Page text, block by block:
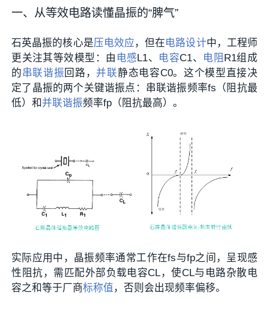
一、从等效电路读懂晶振的“脾气”
石英晶振的核心是压电效应 ，但在电路设计中，工程师
更关注其等效模型：由 电感 L1、 电容C1、 电阻 R1组成
的串联谐振 回路，并联静态电容C0。这个模型直接决
定了晶振的两个关键谐振点：串联谐振频率fs（阻抗最
低）和并联谐振频率fp（阻抗最高）。
实际应用中，晶振频率通常工作在fs与fp之间，呈现感
性阻抗，需匹配外部负载电容CL，使CL与电路杂散电
容之和等于厂商标称值 ，否则会出现频率偏移。